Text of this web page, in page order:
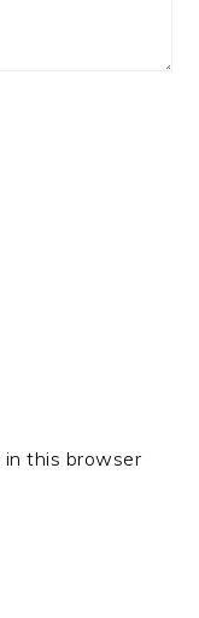
in this browser